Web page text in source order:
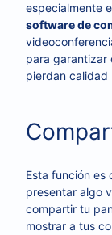
especialmente
software de
para garantizar
pierdan calidad
Esta función es
presentar algo
compartir tu
mostrar a tus